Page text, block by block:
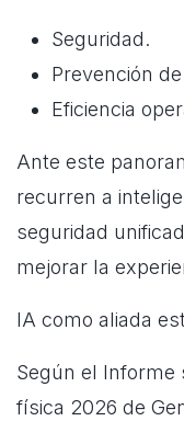
Seguridad.
Prevención
Eficiencia
Ante este
recurren a
seguridad
mejorar la
IA como aliada
Según el Informe
física 2026 de